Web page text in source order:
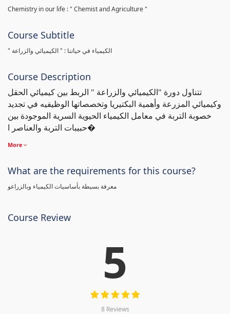
Chemistry in our life : " Chemist and Agriculture "
Course Subtitle
" الكيمياء في حياتنا : " الكيميائي والزراعة
Course Description
تتناول دورة "الكيميائي والزراعة " الربط بين كيميائي الحقل
وكيميائي المزرعة وأهمية البكتيريا وتخصصاتها الوظيفيه في تجديد
خصوبة التربة في معامل الكيمياء الحيوية السرية الموجودة بين
حبيبات التربة والعناصر ا�
More
What are the requirements for this course?
معرفة بسيطة بأساسيات الكيمياء وبالزراعو
Course Review
5
8 Reviews